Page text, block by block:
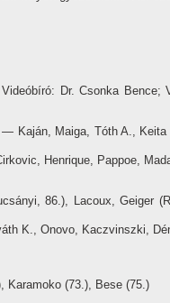
Dr. Csonka Bence;
Kaján, Maiga, Tóth A., Keita
Henrique, Pappoe,
86.), Lacoux, Geiger
K., Onovo, Kaczvinszki,
Karamoko (73.), Bese (75.)